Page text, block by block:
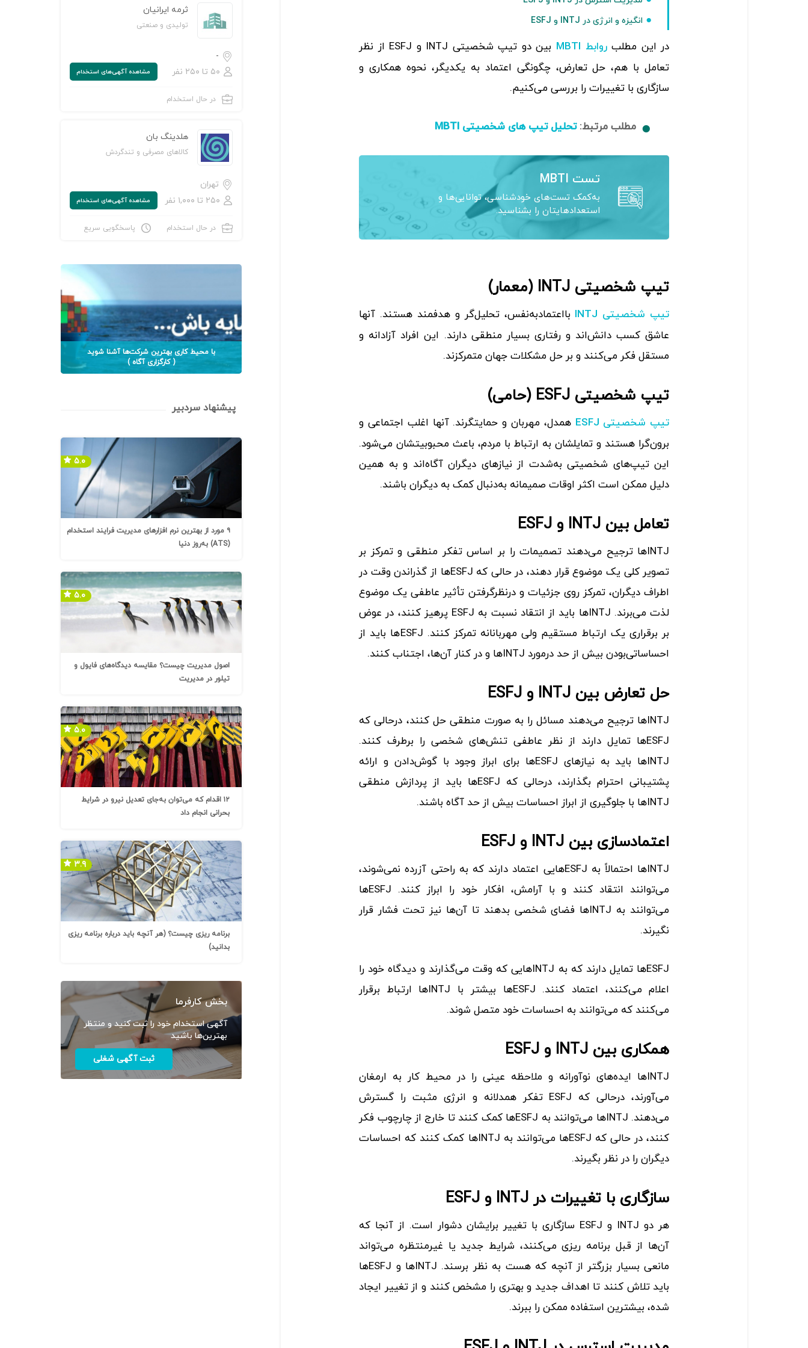
انگیزه و انرژی در INTJ و ESFJ
در این مطلبروابط MBTI
بین دو تیپ شخصیتی INTJ و ESFJ از نظر
تعامل با هم، حل تعارض، چگونگی اعتماد به یکدیگر، نحوه همکاری و
سازگاری با تغییرات را بررسی می‌کنیم.
مطلب مرتبط:تحلیل تیپ های شخصیتی MBTI
تست MBTI
به‌کمک تست‌های خودشناسی، توانایی‌ها و
استعدادهایتان را بشناسید.
تیپ شخصیتی INTJ (معمار)
تیپ شخصیتی INTJ
‌با‌اعتماد‌به‌نفس، تحلیل‌گر و هدفمند هستند. آنها
عاشق کسب دانش‌اند و رفتاری بسیار منطقی دارند. این افراد آزادانه و
مستقل فکر می‌کنند و بر حل مشکلات جهان متمرکزند.
تیپ شخصیتی ESFJ (حامی)
تیپ شخصیتی ESFJ
همدل، مهربان و حمایتگرند. آنها اغلب اجتماعی و
برون‌گرا هستند و تمایلشان به ارتباط با مردم، باعث محبوبیتشان می‌شود.
این تیپ‌های شخصیتی به‌شدت از نیازهای دیگران آگاه‌اند و به همین
دلیل ممکن است اکثر اوقات صمیمانه به‌دنبال کمک به دیگران باشند.
تعامل بین INTJ و ESFJ
INTJها ترجیح می‌دهند تصمیمات را بر اساس تفکر منطقی و تمرکز بر
تصویر کلی یک موضوع قرار دهند، در حالی که ESFJها از گذراندن وقت در
اطراف دیگران، تمرکز روی جزئیات و درنظرگرفتن تأثیر عاطفی یک‌ موضوع
لذت می‌برند. INTJها باید از انتقاد نسبت به ESFJ پرهیز کنند، در عوض
بر برقراری یک ارتباط مستقیم ولی مهربانانه تمرکز کنند. ESFJها باید از
احساساتی‌بودن بیش از حد درمورد INTJها و در کنار آن‌ها، اجتناب کنند.
حل تعارض بین INTJ و ESFJ
INTJها ترجیح می‌دهند مسائل را به صورت منطقی حل کنند، درحالی که
ESFJها تمایل دارند از نظر عاطفی تنش‌های شخصی را برطرف کنند.
INTJها باید به نیازهای ESFJها برای ابراز وجود با گوش‌دادن و ارائه
پشتیبانی احترام بگذارند، درحالی که ESFJها باید از پردازش منطقی
INTJها با جلوگیری از ابراز احساسات بیش از حد آگاه باشند.
اعتمادسازی بین INTJ و ESFJ
INTJها احتمالاً به ESFJهایی اعتماد دارند که به راحتی آزرده نمی‌شوند،
می‌توانند انتقاد کنند و با آرامش، افکار خود را ابراز کنند. ESFJها
می‌توانند به INTJها فضای شخصی بدهند تا آن‌ها نیز تحت فشار قرار
نگیرند.
ESFJها تمایل دارند که به INTJهایی که وقت می‌گذارند و دیدگاه خود را
اعلام می‌کنند، اعتماد کنند. ESFJها بیشتر با INTJها ارتباط برقرار
می‌کنند که می‌توانند به احساسات خود متصل شوند.
همکاری بین INTJ و ESFJ
INTJها ایده‌های نوآورانه و ملاحظه عینی را در محیط کار به ارمغان
می‌آورند، درحالی که ESFJ تفکر همدلانه و انرژی مثبت را گسترش
می‌دهند. INTJها می‌توانند به ESFJها کمک کنند تا خارج از چارچوب فکر
کنند، در حالی که ESFJها می‌توانند به INTJها کمک کنند که احساسات
دیگران را در نظر بگیرند.
سازگاری با تغییرات در INTJ و ESFJ
هر دو INTJ و ESFJ سازگاری با تغییر برایشان دشوار است. از آنجا که
آن‌ها از قبل برنامه ریزی می‌کنند، شرایط جدید یا غیرمنتظره می‌تواند
مانعی بسیار بزرگتر از آنچه که هست به نظر برسند. INTJها و ESFJها
باید تلاش کنند تا اهداف جدید و بهتری را مشخص کنند و از تغییر ایجاد
شده، بیشترین استفاده ممکن را ببرند.
ثرمه ایرانیان
تولیدی و صنعتی
-
۵۰ تا ۲۵۰ نفر
مشاهده‌ آگهی‌های استخدام
در حال استخدام
هلدینگ بان
کالاهای مصرفی و تندگردش
تهران
۲۵۰ تا ۱,۰۰۰ نفر
مشاهده‌ آگهی‌های استخدام
در حال استخدام پاسخگویی سریع
با محیط کاری بهترین شرکت‌ها آشنا شوید
( کارگزاری آگاه )
پیشنهاد سردبیر
۹ مورد از بهترین نرم افزارهای مدیریت فرایند استخدام
(ATS) به‌روز دنیا
۵.۰
اصول مدیریت چیست؟ مقایسه دیدگاه‌های فایول و
تیلور در مدیریت
۵.۰
۱۲ اقدام که می‌توان به‌جای تعدیل نیرو در شرایط
بحرانی انجام داد
۵.۰
برنامه ریزی چیست؟ (هر آنچه باید درباره برنامه ریزی
بدانید)
۳.۹
بخش کارفرما
آگهی استخدام خود را ثبت کنید و منتظر
بهترین‌ها باشید
ثبت آگهی شغلی